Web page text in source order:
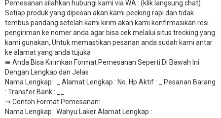
Pemesanan silahkan hubungi kami via WA : (klik langsung chat)
Setiap produk yang dipesan akan kami pecking rapi dan tidak
tembus pandang setelah kami kirim akan kami konfirmasikan resi
pengiriman ke nomer anda agar bisa cek melalui situs trecking yang
kami gunakan, Untuk memastikan pesanan anda sudah kami antar
ke alamat yang anda tujuka
⇛ Anda Bisa Kirimkan Format Pemesanan Seperti Di Bawah Ini
Dengan Lengkap dan Jelas
Nama Lengkap : _ Alamat Lengkap : No. Hp Aktif : _ Pesanan Barang
: Transfer Bank : __
​⇛ Contoh Format Pemesanan:
Nama Lengkap : Wahyu Laker Alamat Lengkap :